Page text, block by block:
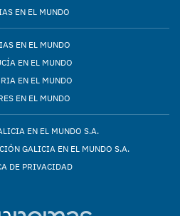
EN EL MUNDO
EN EL MUNDO
EN EL MUNDO
EN EL MUNDO
EN EL MUNDO
EN EL MUNDO S.A.
GALICIA EN EL MUNDO S.A.
DE PRIVACIDAD